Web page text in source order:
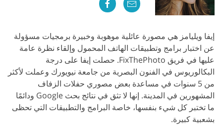
إيفا ويليامز هي مصورة عائلية موهوبة وخبيرة برمجيات مسؤولة
عن اختبار برامج وتطبيقات الهاتف المحمول وإلقاء نظرة عامة
عليها في فريق FixThePhoto. حصلت إيفا على درجة
البكالوريوس في الفنون البصرية من جامعة نيويورك وعملت لأكثر
من 5 سنوات في مساعدة بعض مصوري حفلات الزفاف
المشهورين في المدينة. إنها لا تثق في نتائج بحث Google ودائمًا
ما تختبر كل شيء بنفسها، خاصة البرامج والتطبيقات التي تحظى
بشعبية كبيرة.